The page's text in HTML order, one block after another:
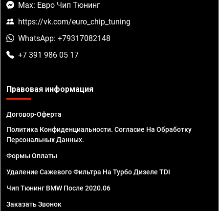
Max: Евро Чип Тюнинг
https://vk.com/euro_chip_tuning
WhatsApp: +79317082148
+7 391 986 05 17
Правовая информация
Договор-Оферта
Политика Конфиденциальности. Согласие На Обработку
Персональных Данных.
Формы Оплаты
Удаление Сажевого Фильтра На Турбо Дизеле TDI
Чип Тюнинг BMW После 2020.06
Заказать Звонок